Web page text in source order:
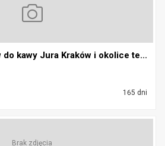
do kawy Jura Kraków i okolice te...
165 dni
Brak zdjęcia